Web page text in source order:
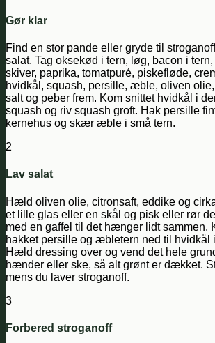
Gør klar
Find en stor pande eller gryde til
salat. Tag oksekød i tern, løg, bacon i
skiver, paprika, tomatpuré, piskefløde,
hvidkål, squash, persille, æble, oliven
salt og peber frem. Kom snittet hvidkål i
squash og riv squash groft. Hak persille
kernehus og skær æble i små tern.
2
Lav salat
Hæld oliven olie, citronsaft, eddike og
et lille glas eller en skål og pisk eller rør
med en gaffel til det hænger lidt sammen.
hakket persille og æbletern ned til hvidkål
Hæld dressing over og vend det hele
hænder eller ske, så alt grønt er dækket.
mens du laver stroganoff.
3
Forbered stroganoff